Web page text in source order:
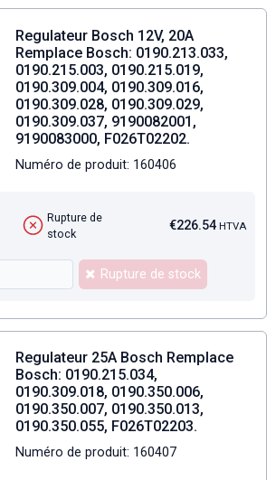
Regulateur Bosch 12V, 20A
Remplace Bosch: 0190.213.033,
0190.215.003, 0190.215.019,
0190.309.004, 0190.309.016,
0190.309.028, 0190.309.029,
0190.309.037, 9190082001,
9190083000, F026T02202.
Numéro de produit: 160406
€226.54 HTVA
Rupture de
stock
Rupture de stock
Regulateur 25A Bosch Remplace
Bosch: 0190.215.034,
0190.309.018, 0190.350.006,
0190.350.007, 0190.350.013,
0190.350.055, F026T02203.
Numéro de produit: 160407